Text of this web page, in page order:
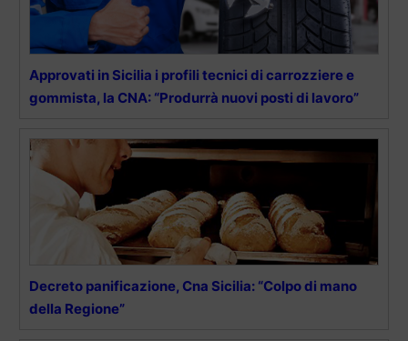
Approvati in Sicilia i profili tecnici di carrozziere e
gommista, la CNA: “Produrrà nuovi posti di lavoro”
Decreto panificazione, Cna Sicilia: “Colpo di mano
della Regione”